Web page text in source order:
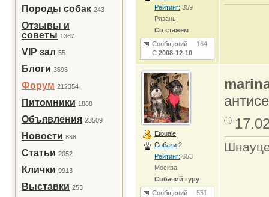
Породы собак 243
Отзывы и
советы 1367
VIP зал 55
Блоги 3696
Форум 212354
Питомники 1888
Объявления 23509
Новости 888
Статьи 2052
Клички 9913
Выставки 253
Рейтинг: 359
Рязань
Со стажем
Сообщений 164
С 2008-12-10
Etouale
Собаки 2
Рейтинг: 653
Москва
Собачий гуру
Сообщений 551